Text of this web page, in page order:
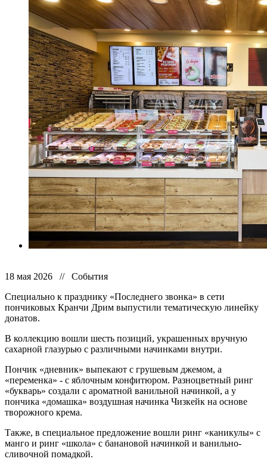
18 мая 2026 // События
Специально к празднику «Последнего звонка» в сети
пончиковых Кранчи Дрим выпустили тематическую линейку
донатов.
В коллекцию вошли шесть позиций, украшенных вручную
сахарной глазурью с различными начинками внутри.
Пончик «дневник» выпекают с грушевым джемом, а
«переменка» - c яблочным конфитюром. Разноцветный ринг
«букварь» создали с ароматной ванильной начинкой, а у
пончика «домашка» воздушная начинка Чизкейк на основе
творожного крема.
Также, в специальное предложение вошли ринг «каникулы» с
манго и ринг «школа» с банановой начинкой и ванильно-
сливочной помадкой.